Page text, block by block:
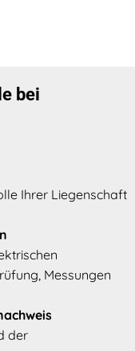
bei
Ihrer Liegenschaft
Messungen
der